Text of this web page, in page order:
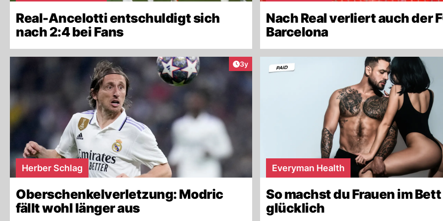
Real-Ancelotti entschuldigt sich
nach 2:4 bei Fans
Nach Real verliert auch der
Barcelona
Artikel veröffentlicht:
3y
Herber Schlag
Oberschenkelverletzung: Modric
fällt wohl länger aus
Everyman Health
So machst du Frauen im Bett
glücklich